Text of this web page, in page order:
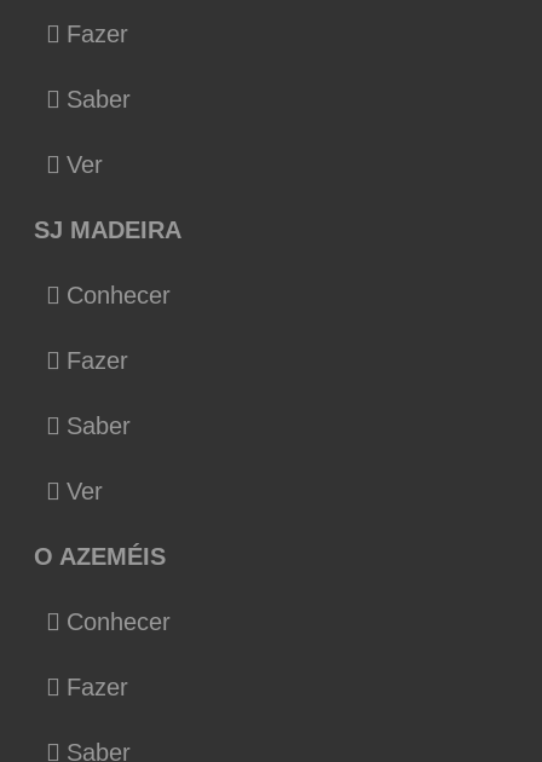
Fazer
Saber
Ver
SJ MADEIRA
Conhecer
Fazer
Saber
Ver
O AZEMÉIS
Conhecer
Fazer
Saber